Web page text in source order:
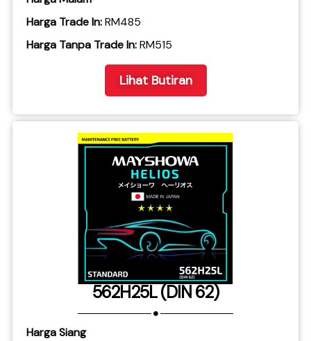
Harga Trade In:RM485
​Harga Tanpa Trade In:RM515
Lihat Butiran
562H25L (DIN 62)
Harga Siang